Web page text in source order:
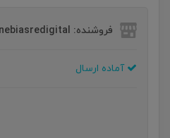
فروشنده: Janebiasredigital
آماده ارسال